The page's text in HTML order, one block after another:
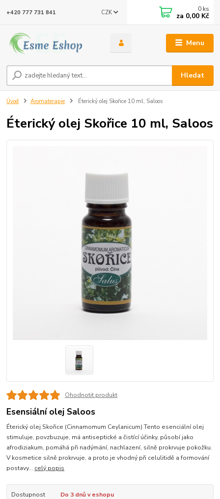
Menu
CZK
Hledat
+420 777 731 841 0 ks
za 0,00 Kč
Úvod Aromaterapie Éterický olej Skořice 10 ml, Saloos
Éterický olej Skořice 10 ml, Saloos
Ohodnotit produkt
Esensiální olej Saloos
Éterický olej Skořice (Cinnamomum Ceylanicum) Tento esenciální olej
stimuluje, povzbuzuje, má antiseptické a čistící účinky, působí jako
afrodiziakum, pomáhá při nadýmání, nachlazení, silně prokrvuje pokožku.
V kosmetice silně prokrvuje, a proto je vhodný při celulitidě a formování
postavy... celý popis
Dostupnost Do 3 dnů v eshopu